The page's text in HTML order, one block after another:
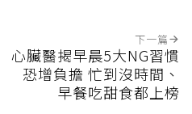
下一篇
心臟醫揭早晨5大NG習慣
恐增負擔 忙到沒時間、
早餐吃甜食都上榜